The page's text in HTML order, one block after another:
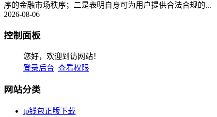
序的金融市场秩序；二是表明自身可为用户提供合法合规的...
2026-08-06
控制面板
您好，欢迎到访网站！
登录后台 查看权限
网站分类
tp钱包正版下载